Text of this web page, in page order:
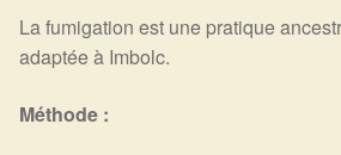
La fumigation est une pratique
adaptée à Imbolc.
Méthode :